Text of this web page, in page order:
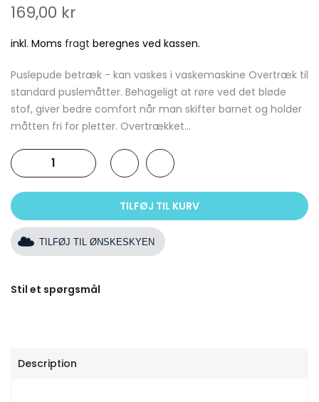
169,00 kr
inkl. Moms fragt beregnes ved kassen.
Puslepude betræk - kan vaskes i vaskemaskine Overtræk til
standard puslemåtter. Behageligt at røre ved det bløde
stof, giver bedre comfort når man skifter barnet og holder
måtten fri for pletter. Overtrækket...
TILFØJ TIL KURV
TILFØJ TIL ØNSKESKYEN
Stil et spørgsmål
Description